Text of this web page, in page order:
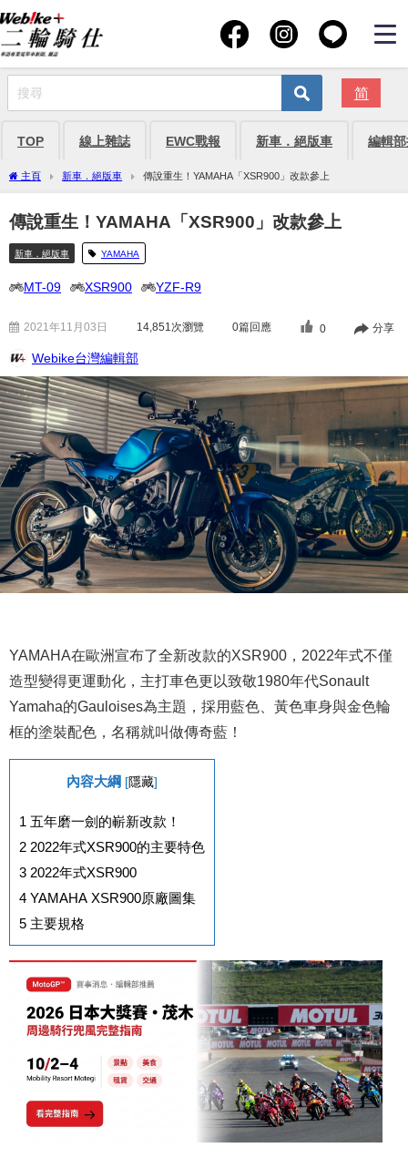
简
TOP 線上雜誌 EWC戰報 新車．絕版車 編輯
主頁 新車．絕版車 傳說重生！YAMAHA「XSR900」改款參上
傳說重生！YAMAHA「XSR900」改款參上
新車．絕版車 YAMAHA
MT-09 XSR900 YZF-R9
2021年11月03日 14,851 次瀏覽 0篇回應 0 分享
Webike台灣編輯部
YAMAHA在歐洲宣布了全新改款的XSR900，2022年式不僅
造型變得更運動化，主打車色更以致敬1980年代Sonault
Yamaha的Gauloises為主題，採用藍色、黃色車身與金色輪
框的塗裝配色，名稱就叫做傳奇藍！
內容大綱 [隱藏]
1 五年磨一劍的嶄新改款！
2 2022年式XSR900的主要特色
3 2022年式XSR900
4 YAMAHA XSR900原廠圖集
5 主要規格